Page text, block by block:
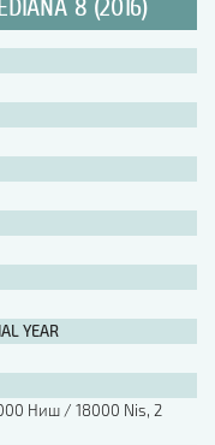
8 (2016)
YEAR
Ниш / 18000 Nis, 2